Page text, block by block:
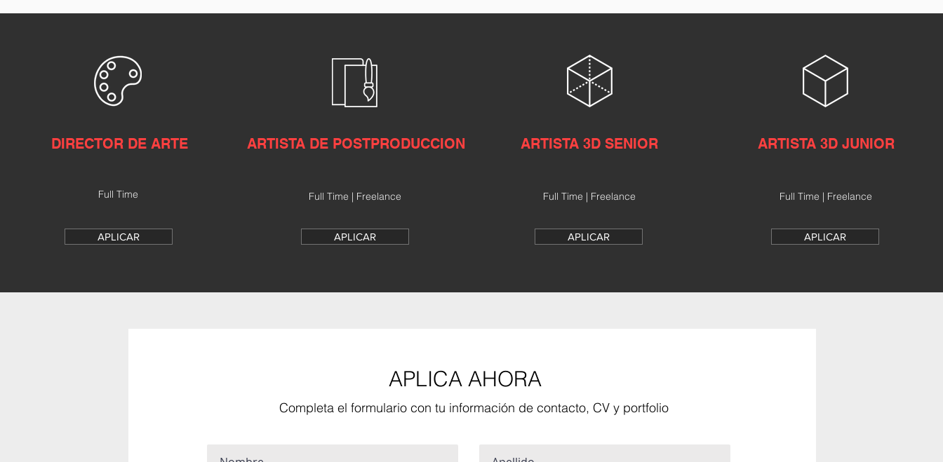
DIRECTOR DE ARTE
Full Time
APLICAR
ARTISTA DE POSTPRODUCCION
Full Time | Freelance
APLICAR
ARTISTA 3D SENIOR
Full Time | Freelance
APLICAR
ARTISTA 3D JUNIOR
Full Time | Freelance
APLICAR
APLICA AHORA
Completa el formulario con tu información de contacto, CV y portfolio